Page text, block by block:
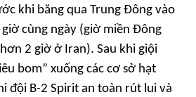
khi băng qua Trung Đông vào
cùng ngày (giờ miền Đông
2 giờ ở Iran). Sau khi giội
bom” xuống các cơ sở hạt
đội B-2 Spirit an toàn rút lui và